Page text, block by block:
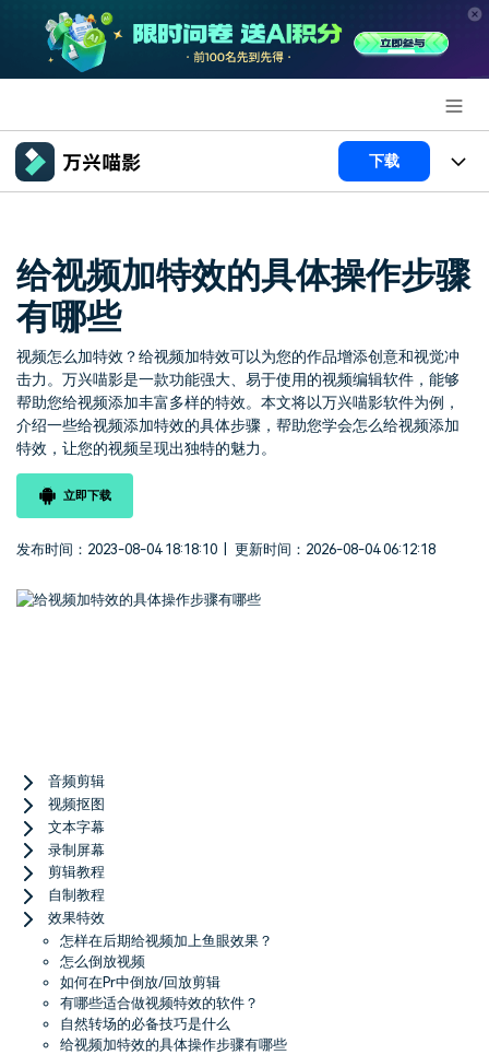
推荐产品
新闻中心
关于万兴
加入我们
帮助中心
客服热线：
下载
产品系统
产品功能
AI功能
视频/照片
AI 文本转视频 NEW
AI 图生视频 NEW
AI 绘画
AI 视频续写
文本
解决方案
政企服务
专业创作人群
品牌合作故事
使用教程
文章资讯
其他
帮助中心
产品支持
给视频加特效的具体操作步骤
有哪些
视频怎么加特效？给视频加特效可以为您的作品增添创意和视觉冲
击力。万兴喵影是一款功能强大、易于使用的视频编辑软件，能够
帮助您给视频添加丰富多样的特效。本文将以万兴喵影软件为例，
介绍一些给视频添加特效的具体步骤，帮助您学会怎么给视频添加
特效，让您的视频呈现出独特的魅力。
立即下载
发布时间：2023-08-04 18:18:10 更新时间：2026-08-04 06:12:18
音频剪辑
视频抠图
文本字幕
录制屏幕
剪辑教程
自制教程
效果特效
怎样在后期给视频加上鱼眼效果？
怎么倒放视频
如何在Pr中倒放/回放剪辑
有哪些适合做视频特效的软件？
自然转场的必备技巧是什么
给视频加特效的具体操作步骤有哪些